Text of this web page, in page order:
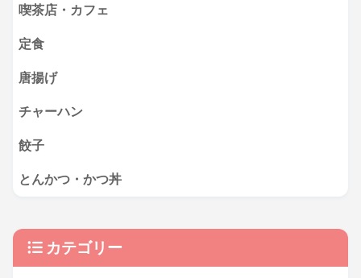
喫茶店・カフェ
定食
唐揚げ
チャーハン
餃子
とんかつ・かつ丼
カテゴリー